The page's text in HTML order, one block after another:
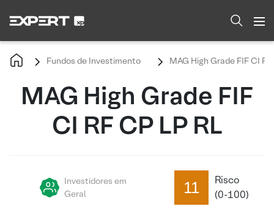
Fundos de Investimento MAG High Grade FIF CI RF
MAG High Grade FIF
CI RF CP LP RL
Investidores em
Geral
11
Risco
(0-100)